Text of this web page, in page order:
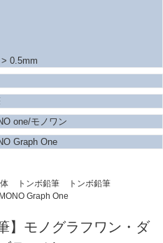
> 0.5mm
one/モノワン
Graph One
トンボ鉛筆
トンボ鉛筆
MONO Graph One
】モノグラフワン・ダ